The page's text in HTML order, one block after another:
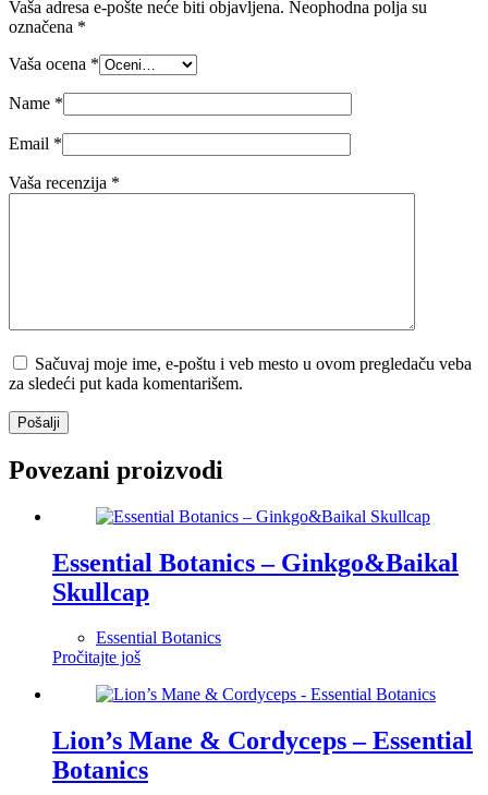
Vaša adresa e-pošte neće biti objavljena. Neophodna polja su
označena *
Vaša ocena *
Name *
Email *
Vaša recenzija *
Sačuvaj moje ime, e-poštu i veb mesto u ovom pregledaču veba
za sledeći put kada komentarišem.
Pošalji
Povezani proizvodi
Essential Botanics – Ginkgo&Baikal
Skullcap
Essential Botanics
Pročitajte još
Lion’s Mane & Cordyceps – Essential
Botanics